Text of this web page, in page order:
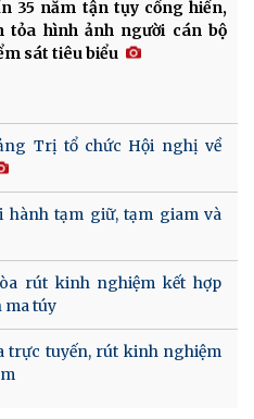
35 năm tận tụy cống hiến,
tỏa hình ảnh người cán bộ
sát tiêu biểu
Trị tổ chức Hội nghị về
hành tạm giữ, tạm giam và
rút kinh nghiệm kết hợp
ma túy
trực tuyến, rút kinh nghiệm